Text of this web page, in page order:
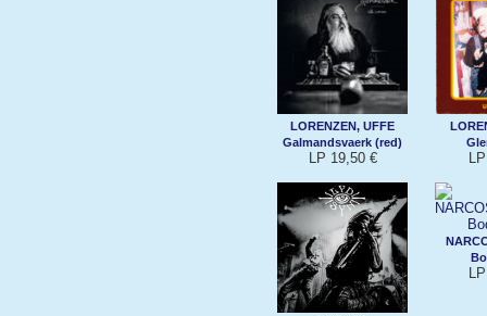
LORENZEN, UFFE
Galmandsvaerk (red)
LP 19,50 €